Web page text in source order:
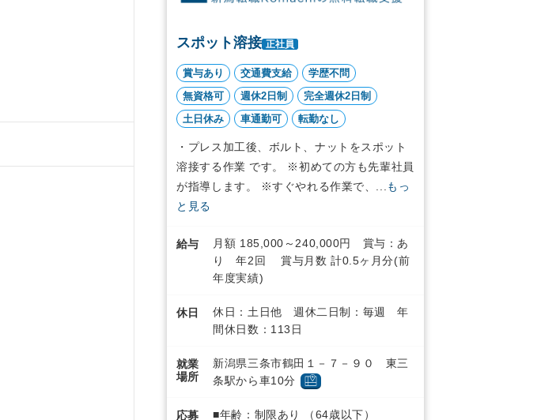
スポット溶接 正社員
賞与あり 交通費支給
学歴不問
無資格可
週休2日制
完全週休2日制
土日休み
車通勤可 転勤なし
・プレス加工後、ボルト、ナットをスポット
溶接する作業 です。 ※初めての方も先輩社員
が指導します。 ※すぐやれる作業で、...
もっ
と見る
給与
月額 185,000～240,000円 賞与：あ
り 年2回 賞与月数 計0.5ヶ月分(前
年度実績)
休日
休日：土日他 週休二日制：毎週 年
間休日数：113日
就業
場所
新潟県三条市鶴田１－７－９０ 東三
条駅から車10分
応募 ■年齢：制限あり （64歳以下）